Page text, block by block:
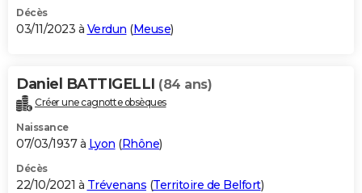
S'inscrire
Se connecter
Lycées
Collèges
Primaires
Universités
Entreprises
Service militaire
Avis de recherche
AVIS DE DÉCÈS
Bricolage
Lifestyle
Culture
Sport
Auto
Television
Voyage
Cinema
Décès
03/11/2023 à Verdun (Meuse)
Daniel BATTIGELLI (84 ans)
Créer une cagnotte obsèques
Naissance
07/03/1937 à Lyon (Rhône)
Décès
22/10/2021 à Trévenans (Territoire de Belfort)